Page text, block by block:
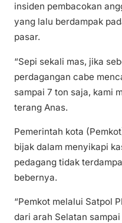
insiden pembacokan
yang lalu berdampak
pasar.
“Sepi sekali mas, jika
perdagangan cabe
sampai 7 ton saja, kami
terang Anas.
Pemerintah kota
bijak dalam menyikapi
pedagang tidak
bebernya.
“Pemkot melalui Satpol
dari arah Selatan